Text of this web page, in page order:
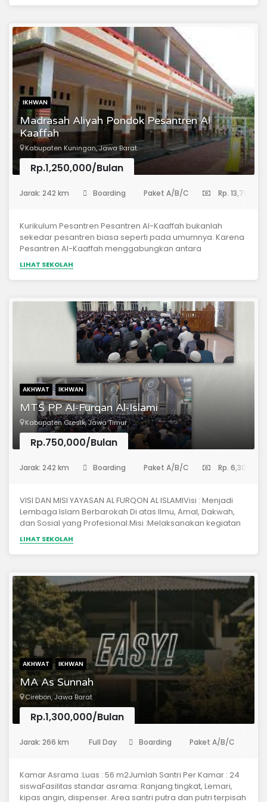
wawasan luas dalam ilmu pengetahuan dan
berbahasaArab.Mengembangkan proses pembelajaran
sesuai Standar Nasional Kependidikan (SNP) berbasis
pesantren.Menciptakan lingkungan pedidikan yang
ramah lingkungan.
IKHWAN
Madrasah Aliyah Pondok Pesantren Al
Kaaffah
Kabupaten Kuningan, Jawa Barat
Rp.1,250,000/Bulan
Jarak: 242 km Boarding Paket A/B/C Rp.
Kurikulum Pesantren Pesantren Al-Kaaffah bukanlah
sekedar pesantren biasa seperti pada umumnya. Karena
Pesantren Al-Kaaffah menggabungkan antara
kecerdasan Spiritual dan Intelektual dengan kurikulum
pemerintah dan kurikulum pesantren sehingga In Syaa
Allah akan menghasilkan siswa yang unggul dalam Ilmu
LIHAT SEKOLAH
AKHWAT IKHWAN
MTS PP Al-Furqan Al-Islami
Kabupaten Gresik, Jawa Timur
Rp.750,000/Bulan
Jarak: 242 km Boarding Paket A/B/C Rp. 6,300,000
VISI DAN MISI YAYASAN AL FURQON AL ISLAMIVisi : Menjadi
Lembaga Islam Berbarokah Di atas Ilmu, Amal, Dakwah,
dan Sosial yang Profesional.Misi :Melaksanakan kegiatan
yang bertujuan meningkatkan keimanan dan
ketaqwaan.Menegakkan dan mengajarkan nilai-nilai
Islam berlandaskan Al-Qur’an dan as-Sunnah sesuai
Pendidikan yang berkualitas dan membimbing
pengamalan nilai-nilai keislaman.Melaksanakan kegiatan
dakwah dan sosial yang berbasis pada pemberdayaan
masyarakat.Membangun hubungan harmonis dengan
masyarakat.Mengembangkan sumber daya manusia
yang profesional.
LIHAT SEKOLAH
AKHWAT IKHWAN
MA As Sunnah
Cirebon, Jawa Barat
Rp.1,300,000/Bulan
Jarak: 266 km Full Day Boarding Paket A/B/C
Kamar Asrama :Luas : 56 m2Jumlah Santri Per Kamar : 24
siswaFasilitas standar asrama: Ranjang tingkat, Lemari,
kipas angin, dispenser. Area santri putra dan putri terpisah